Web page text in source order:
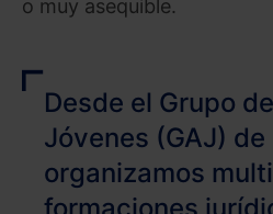
o muy asequible.
Desde el Grupo
Jóvenes (GAJ)
organizamos